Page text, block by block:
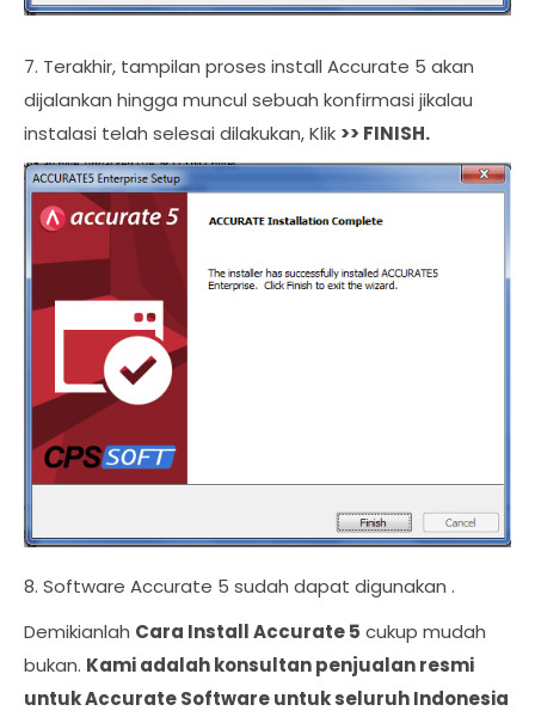
7. Terakhir, tampilan proses install Accurate 5 akan
dijalankan hingga muncul sebuah konfirmasi jikalau
instalasi telah selesai dilakukan, Klik >> FINISH.
8. Software Accurate 5 sudah dapat digunakan .
Demikianlah Cara Install Accurate 5 cukup mudah
bukan. Kami adalah konsultan penjualan resmi
untuk Accurate Software untuk seluruh Indonesia